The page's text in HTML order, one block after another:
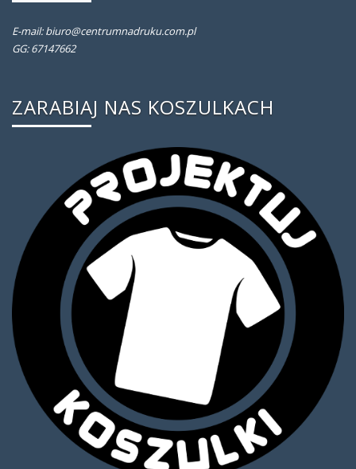
E-mail: biuro@centrumnadruku.com.pl
GG: 67147662
ZARABIAJ NAS KOSZULKACH